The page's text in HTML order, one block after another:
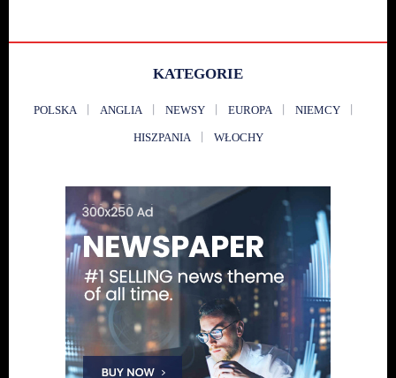
KATEGORIE
POLSKA ANGLIA NEWSY EUROPA NIEMCY
HISZPANIA WŁOCHY